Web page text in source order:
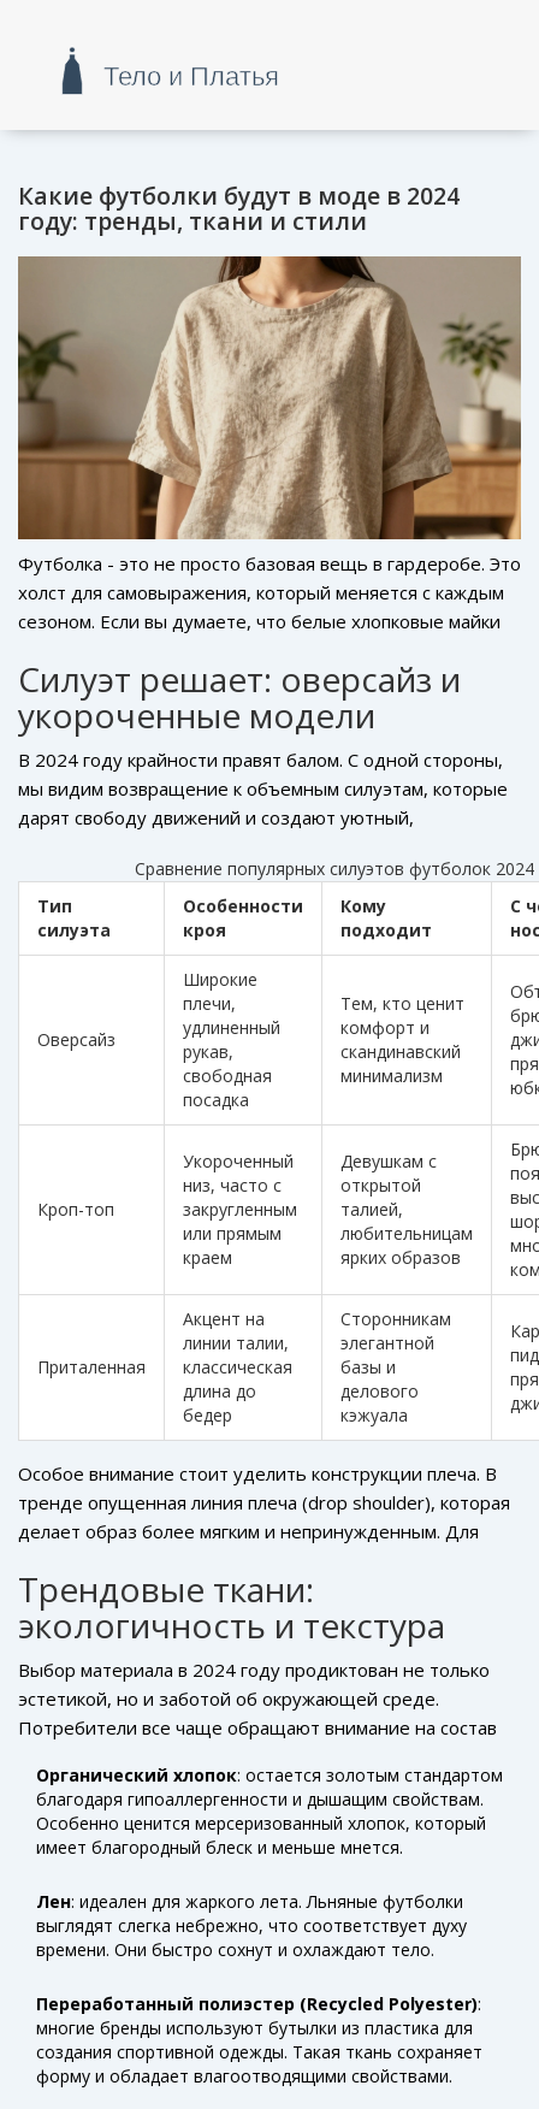
Какие футболки будут в моде в 2024
году: тренды, ткани и стили
Футболка - это не просто базовая вещь в гардеробе. Это
холст для самовыражения, который меняется с каждым
сезоном. Если вы думаете, что белые хлопковые майки
представления. Мода 2024 года предлагает смелые
эксперименты с формами, фактурами и деталями. Мы
разберем, какие именнофутболкистали главными
хитами сезона, почему дизайнеры отказались от
синтетики в пользу натуральных тканей и как собрать
образ, который будет актуален еще долго.
Силуэт решает: оверсайз и
укороченные модели
В 2024 году крайности правят балом. С одной стороны,
мы видим возвращение к объемным силуэтам, которые
дарят свободу движений и создают уютный,
кроп-топы и футболки с высокой посадкой,
подчеркивающие талию.
Сравнение популярных силуэтов футболок 2024
Тип
силуэта
Особенности
кроя
Кому
подходит
С
Оверсайз
Широкие
плечи,
удлиненный
рукав,
свободная
посадка
Тем, кто ценит
комфорт и
скандинавский
минимализм
Кроп-топ
Укороченный
низ, часто с
закругленным
или прямым
краем
Девушкам с
открытой
талией,
любительницам
ярких образов
Приталенная
Акцент на
линии талии,
классическая
длина до
бедер
Сторонникам
элегантной
базы и
делового
кэжуала
Особое внимание стоит уделить конструкции плеча. В
тренде опущенная линия плеча (drop shoulder), которая
делает образ более мягким и непринужденным. Для
и глубокие разрезы по бокам, добавляющие динамики
статичному силуэту.
Трендовые ткани:
экологичность и текстура
Выбор материала в 2024 году продиктован не только
эстетикой, но и заботой об окружающей среде.
Потребители все чаще обращают внимание на состав
переработанные волокна.
Органический хлопок: остается золотым стандартом
благодаря гипоаллергенности и дышащим свойствам.
Особенно ценится мерсеризованный хлопок, который
имеет благородный блеск и меньше мнется.
Лен: идеален для жаркого лета. Льняные футболки
выглядят слегка небрежно, что соответствует духу
времени. Они быстро сохнут и охлаждают тело.
Переработанный полиэстер (Recycled Polyester):
многие бренды используют бутылки из пластика для
создания спортивной одежды. Такая ткань сохраняет
форму и обладает влагоотводящими свойствами.